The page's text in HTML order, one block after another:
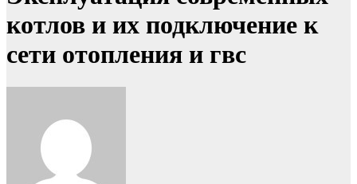
котлов и их подключение к
сети отопления и гвс